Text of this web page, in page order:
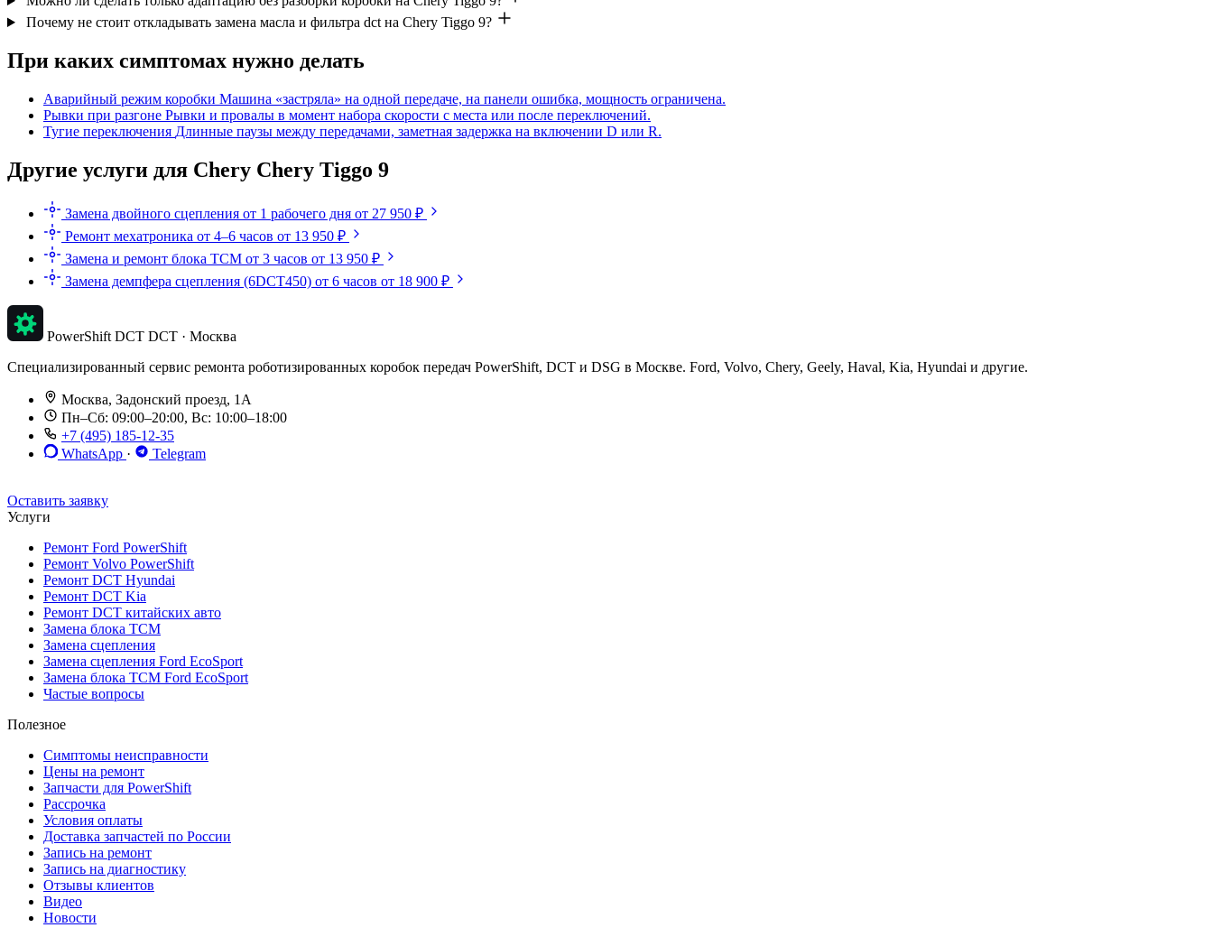
Почему не стоит откладывать замена масла и фильтра dct на Chery Tiggo 9?
При каких симптомах нужно делать
Аварийный режим коробки Машина «застряла» на одной передаче, на панели ошибка, мощность ограничена.
Рывки при разгоне Рывки и провалы в момент набора скорости с места или после переключений.
Тугие переключения Длинные паузы между передачами, заметная задержка на включении D или R.
Другие услуги для Chery Chery Tiggo 9
Замена двойного сцепления от 1 рабочего дня от 27 950 ₽
Ремонт мехатроника от 4–6 часов от 13 950 ₽
Замена и ремонт блока TCM от 3 часов от 13 950 ₽
Замена демпфера сцепления (6DCT450) от 6 часов от 18 900 ₽
PowerShift DCT DCT · Москва
Специализированный сервис ремонта роботизированных коробок передач PowerShift, DCT и DSG в Москве. Ford, Volvo, Chery, Geely, Haval, Kia, Hyundai и другие.
Москва, Задонский проезд, 1А
Пн–Сб: 09:00–20:00, Вс: 10:00–18:00
+7 (495) 185-12-35
WhatsApp ·
Telegram
Оставить заявку
Услуги
Ремонт Ford PowerShift
Ремонт Volvo PowerShift
Ремонт DCT Hyundai
Ремонт DCT Kia
Ремонт DCT китайских авто
Замена блока TCM
Замена сцепления
Замена сцепления Ford EcoSport
Замена блока TCM Ford EcoSport
Частые вопросы
Полезное
Симптомы неисправности
Цены на ремонт
Запчасти для PowerShift
Рассрочка
Условия оплаты
Доставка запчастей по России
Запись на ремонт
Запись на диагностику
Отзывы клиентов
Видео
Новости